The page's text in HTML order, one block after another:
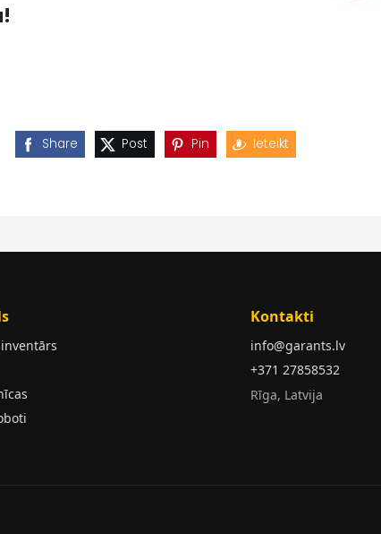
Share Post Pin Ieteikt
Kontakti
info@garants.lv
+371 27858532
Rīga, Latvija